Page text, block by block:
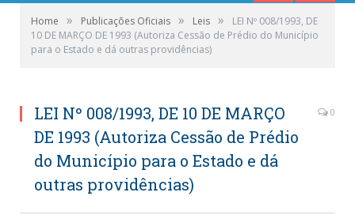
Home » Publicações Oficiais » Leis »
LEI Nº 008/1993, DE
10 DE MARÇO DE 1993 (Autoriza Cessão de Prédio do Município
para o Estado e dá outras providências)
LEI Nº 008/1993, DE 10 DE MARÇO
DE 1993 (Autoriza Cessão de Prédio
do Município para o Estado e dá
outras providências)
0